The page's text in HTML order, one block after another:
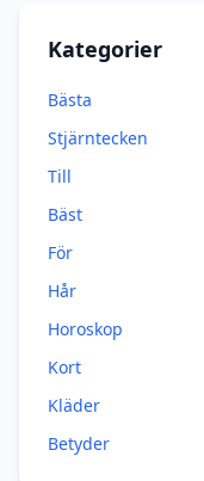
Kategorier
Bästa
Stjärntecken
Till
Bäst
För
Hår
Horoskop
Kort
Kläder
Betyder